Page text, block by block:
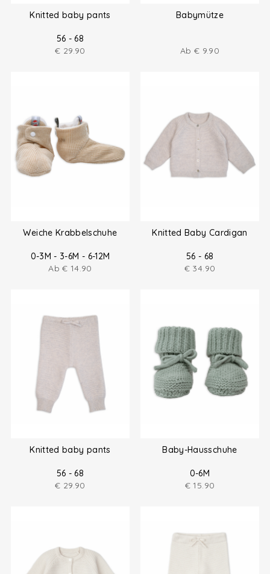
Knitted baby pants
56 - 68
€ 29.90
Babymütze
Ab € 9.90
Weiche Krabbelschuhe
0-3M - 3-6M - 6-12M
Ab€ 14.90
Knitted Baby Cardigan
56 - 68
€ 34.90
Knitted baby pants
56 - 68
€ 29.90
Baby-Hausschuhe
0-6M
€ 15.90